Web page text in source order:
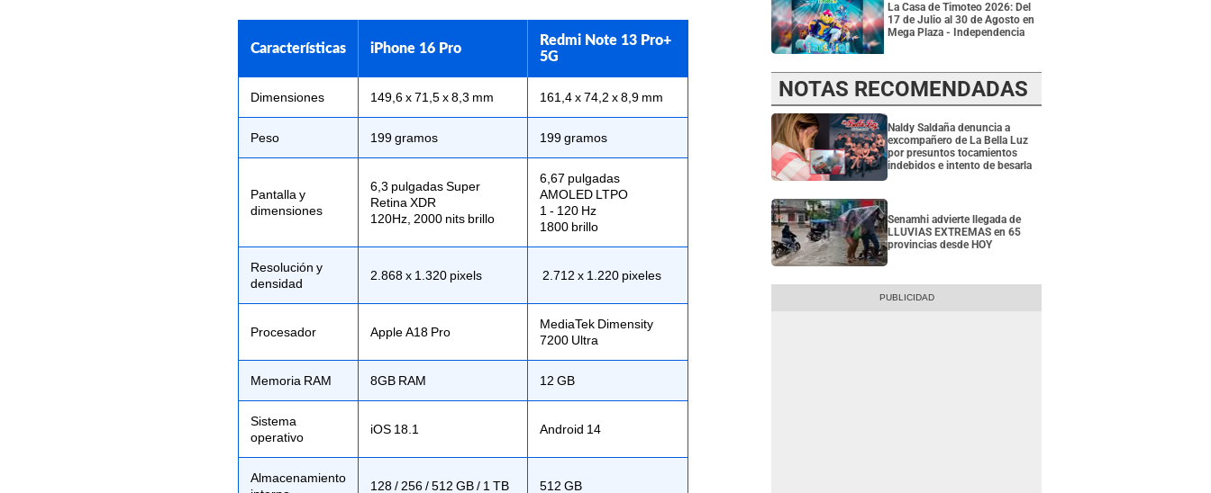
Características iPhone 16 Pro
Redmi Note 13 Pro+
5G
Dimensiones 149,6 x 71,5 x 8,3 mm 161,4 x 74,2 x 8,9 mm
Peso 199 gramos 199 gramos
Pantalla y
dimensiones
6,3 pulgadas Super
Retina XDR
120Hz, 2000 nits brillo
6,67 pulgadas
AMOLED LTPO
1 - 120 Hz
1800 brillo
Resolución y
densidad
2.868 x 1.320 pixels 2.712 x 1.220 pixeles
Procesador Apple A18 Pro
MediaTek Dimensity
7200 Ultra
Memoria RAM 8GB RAM 12 GB
Sistema
operativo
iOS 18.1 Android 14
Almacenamiento
128 / 256 / 512 GB / 1 TB 512 GB
La Casa de Timoteo 2026: Del
17 de Julio al 30 de Agosto en
Mega Plaza - Independencia
NOTAS RECOMENDADAS
Naldy Saldaña denuncia a
excompañero de La Bella Luz
por presuntos tocamientos
indebidos e intento de besarla
Senamhi advierte llegada de
LLUVIAS EXTREMAS en 65
provincias desde HOY